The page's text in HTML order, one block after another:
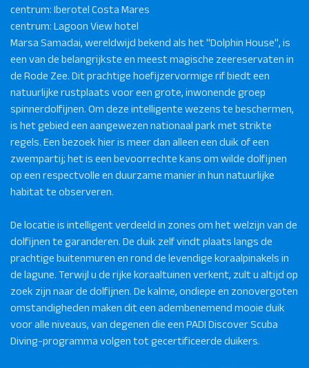
centrum: Iberotel Costa Mares
centrum: Lagoon View hotel
Marsa Samadai, wereldwijd bekend als het "Dolphin House", is
een van de belangrijkste en meest magische zeereservaten in
de Rode Zee. Dit prachtige hoefijzervormige rif biedt een
natuurlijke rustplaats voor een grote, inwonende groep
spinnerdolfijnen. Om deze intelligente wezens te beschermen,
is het gebied een aangewezen nationaal park met strikte
regels. Een bezoek hier is meer dan alleen een duik of een
zwempartij; het is een bevoorrechte kans om wilde dolfijnen
op een respectvolle en duurzame manier in hun natuurlijke
habitat te observeren.
De locatie is intelligent verdeeld in zones om het welzijn van de
dolfijnen te garanderen. De duik zelf vindt plaats langs de
prachtige buitenmuren en rond de levendige koraalpinakels in
de lagune. Terwijl u de rijke koraaltuinen verkent, zult u altijd op
zoek zijn naar de dolfijnen. De kalme, ondiepe en zonovergoten
omstandigheden maken dit een adembenemend mooie duik
voor alle niveaus, van degenen die een PADI Discover Scuba
Diving-programma volgen tot gecertificeerde duikers.